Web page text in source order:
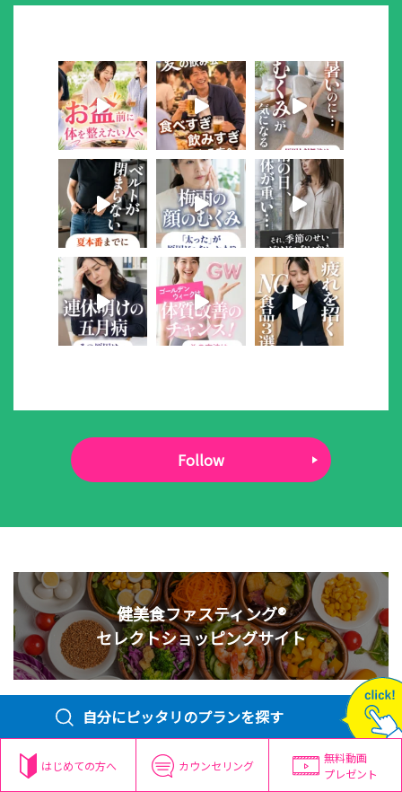
Follow
健美食ファスティング®
セレクトショッピングサイト
自分にピッタリのプランを探す
はじめての方へ カウンセリング
無料動画
プレゼント